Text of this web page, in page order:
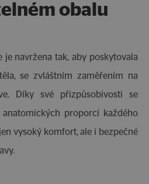
obalu
je navržena tak, aby poskytovala
se zvláštním zaměřením na
Díky své přizpůsobivosti se
proporcí každého
vysoký komfort, ale i bezpečné